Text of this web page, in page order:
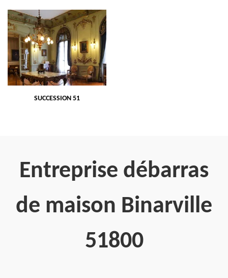
SUCCESSION 51
Entreprise débarras
de maison Binarville
51800